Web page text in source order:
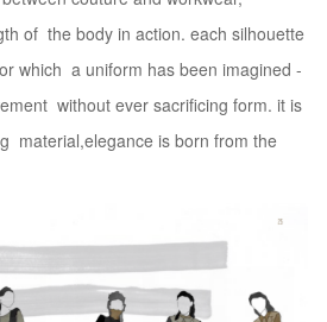
of the body in action. each silhouette
which a uniform has been imagined -
without ever sacrificing form. it is
material,elegance is born from the